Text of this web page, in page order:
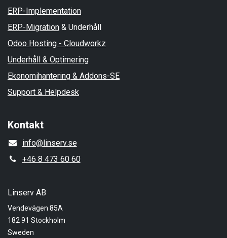
ERP-Implementation
ERP-Migration & Underhåll
Odoo Hosting - Cloudworkz
Underhåll & Optimering
Ekonomihantering & Addons-SE
Support & Helpdesk
Kontakt
info@linserv.se
+46 8 473 60 60
Linserv AB
Vendevägen 85A
182 91 Stockholm
Sweden